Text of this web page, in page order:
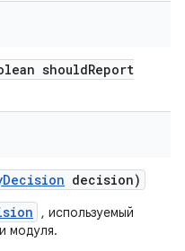
shouldReport
Decision decision)
, используемый
модуля.